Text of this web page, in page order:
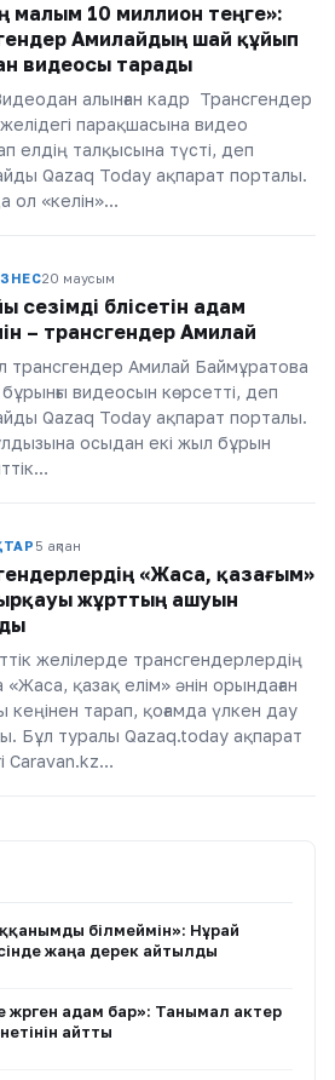
малым 10 миллион теңге»:
Амилайдың шай құйып
видеосы тарады
алынған кадр Трансгендер
парақшасына видео
елдің талқысына түсті, деп
Qazaq Today ақпарат порталы.
ол «келін»…
20 маусым
сезімді бөлісетін адам
– трансгендер Амилай
трансгендер Амилай Баймұратова
видеосын көрсетті, деп
Qazaq Today ақпарат порталы.
осыдан екі жыл бұрын
5 ақпан
«Жаса, қазағым»
жұрттың ашуын
желілерде трансгендерлердің
«Жаса, қазақ елім» әнін орындаған
кеңінен тарап, қоғамда үлкен дау
Бұл туралы Qazaq.today ақпарат
Caravan.kz…
білмеймін»: Нұрай
жаңа дерек айтылды
жүрген адам бар»: Танымал актер
айтты